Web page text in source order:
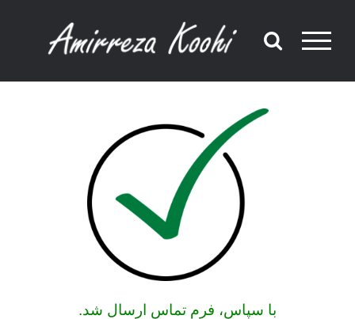
content
با سپاس، فرم تماس ارسال شد.